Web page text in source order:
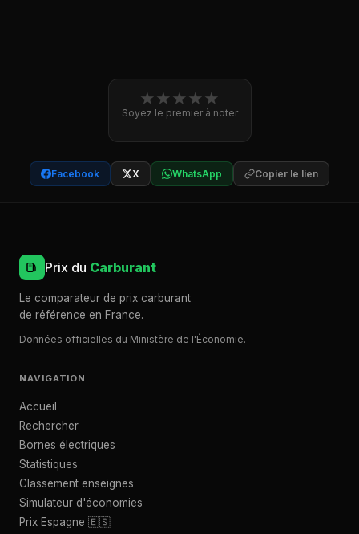
★★★★★
Soyez le premier à noter
Facebook X WhatsApp Copier le lien
Prix du Carburant
Le comparateur de prix carburant
de référence en France.
Données officielles du Ministère de l'Économie.
NAVIGATION
Accueil
Rechercher
Bornes électriques
Statistiques
Classement enseignes
Simulateur d'économies
Prix Espagne 🇪🇸